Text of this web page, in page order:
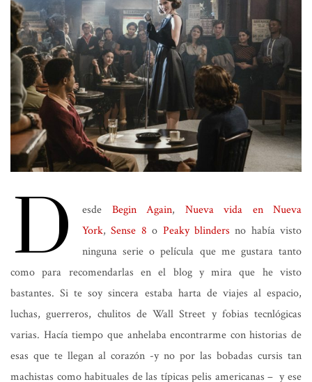
D esde Begin Again, Nueva vida en Nueva
York,Sense 8 o Peaky blinders no había visto
ninguna serie o película que me gustara tanto
como para recomendarlas en el blog y mira que he visto
bastantes. Si te soy sincera estaba harta de viajes al espacio,
luchas, guerreros, chulitos de Wall Street y fobias tecnlógicas
varias. Hacía tiempo que anhelaba encontrarme con historias de
esas que te llegan al corazón -y no por las bobadas cursis tan
machistas como habituales de las típicas pelis americanas – y ese